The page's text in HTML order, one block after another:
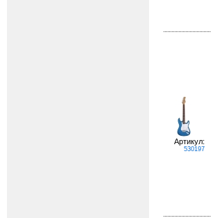
Артикул:
530197